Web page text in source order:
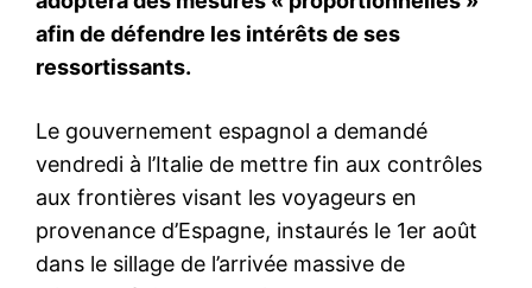
SM le Roi lance un plan
ferroviaire de 20 Mds DH qui
Casablanca
24 September 2025
In "Famille Royale"